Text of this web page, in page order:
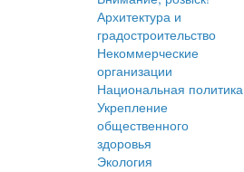
Архитектура и
градостроительство
Некоммерческие
организации
Национальная политика
Укрепление
общественного
здоровья
Экология